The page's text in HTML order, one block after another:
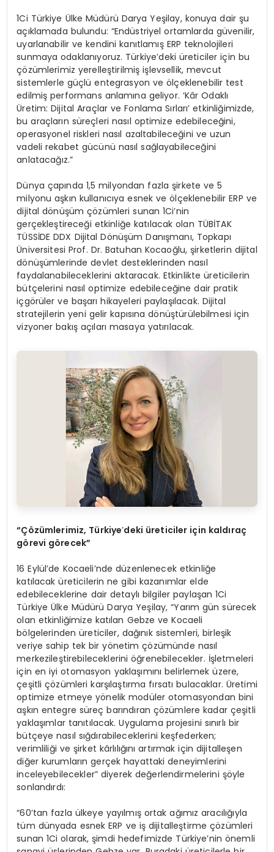
1Ci Türkiye Ülke Müdürü Darya Yeşilay, konuya dair şu
açıklamada bulundu: “Endüstriyel ortamlarda güvenilir,
uyarlanabilir ve kendini kanıtlamış ERP teknolojileri
sunmaya odaklanıyoruz. Türkiye’deki üreticiler için bu
çözümlerimiz yerelleştirilmiş işlevsellik, mevcut
sistemlerle güçlü entegrasyon ve ölçeklenebilir test
edilmiş performans anlamına geliyor. ‘Kâr Odaklı
Üretim: Dijital Araçlar ve Fonlama Sırları’ etkinliğimizde,
bu araçların süreçleri nasıl optimize edebileceğini,
operasyonel riskleri nasıl azaltabileceğini ve uzun
vadeli rekabet gücünü nasıl sağlayabileceğini
anlatacağız.”
Dünya çapında 1,5 milyondan fazla şirkete ve 5
milyonu aşkın kullanıcıya esnek ve ölçeklenebilir ERP ve
dijital dönüşüm çözümleri sunan 1Ci’nin
gerçekleştireceği etkinliğe katılacak olan TÜBİTAK
TÜSSİDE DDX Dijital Dönüşüm Danışmanı, Topkapı
Üniversitesi Prof. Dr. Batuhan Kocaoğlu, şirketlerin dijital
dönüşümlerinde devlet desteklerinden nasıl
faydalanabileceklerini aktaracak. Etkinlikte üreticilerin
bütçelerini nasıl optimize edebileceğine dair pratik
içgörüler ve başarı hikayeleri paylaşılacak. Dijital
stratejilerin yeni gelir kapısına dönüştürülebilmesi için
vizyoner bakış açıları masaya yatırılacak.
“Çözümlerimiz, Türkiye’deki üreticiler için kaldıraç
görevi görecek”
16 Eylül’de Kocaeli’nde düzenlenecek etkinliğe
katılacak üreticilerin ne gibi kazanımlar elde
edebileceklerine dair detaylı bilgiler paylaşan 1Ci
Türkiye Ülke Müdürü Darya Yeşilay, “Yarım gün sürecek
olan etkinliğimize katılan Gebze ve Kocaeli
bölgelerinden üreticiler, dağınık sistemleri, birleşik
veriye sahip tek bir yönetim çözümünde nasıl
merkezileştirebileceklerini öğrenebilecekler. İşletmeleri
için en iyi otomasyon yaklaşımını belirlemek üzere,
çeşitli çözümleri karşılaştırma fırsatı bulacaklar. Üretimi
optimize etmeye yönelik modüler otomasyondan bini
aşkın entegre süreç barındıran çözümlere kadar çeşitli
yaklaşımlar tanıtılacak. Uygulama projesini sınırlı bir
bütçeye nasıl sığdırabileceklerini keşfederken;
verimliliği ve şirket kârlılığını artırmak için dijitalleşen
diğer kurumların gerçek hayattaki deneyimlerini
inceleyebilecekler” diyerek değerlendirmelerini şöyle
sonlandırdı:
“60’tan fazla ülkeye yayılmış ortak ağımız aracılığıyla
tüm dünyada esnek ERP ve iş dijitalleştirme çözümleri
sunan 1Ci olarak, şimdi hedefimizde Türkiye’nin önemli